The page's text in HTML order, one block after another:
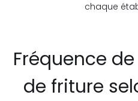
chaque
Fréquence
de friture